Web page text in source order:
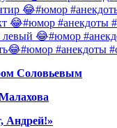
😂#юмор
😂#юмор #анекдоты
😂#юмор
#анекдоты
Соловьевым
Андрей!»